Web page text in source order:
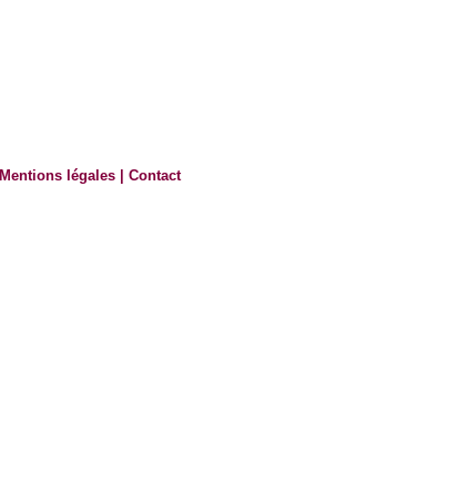
Mentions légales |Contact